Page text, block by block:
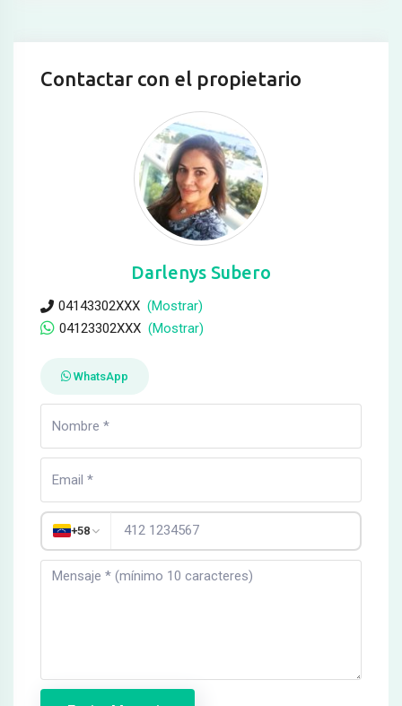
Contactar con el propietario
Darlenys Subero
04143302XXX (Mostrar)
04123302XXX (Mostrar)
WhatsApp
+58